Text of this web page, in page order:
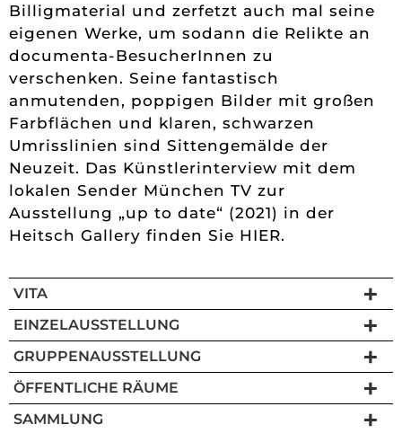
Billigmaterial und zerfetzt auch mal seine
eigenen Werke, um sodann die Relikte an
documenta-BesucherInnen zu
verschenken. Seine fantastisch
anmutenden, poppigen Bilder mit großen
Farbflächen und klaren, schwarzen
Umrisslinien sind Sittengemälde der
Neuzeit. Das Künstlerinterview mit dem
lokalen Sender München TV zur
Ausstellung „up to date“ (2021) in der
Heitsch Gallery finden Sie HIER.
VITA
EINZELAUSSTELLUNG
GRUPPENAUSSTELLUNG
ÖFFENTLICHE RÄUME
SAMMLUNG